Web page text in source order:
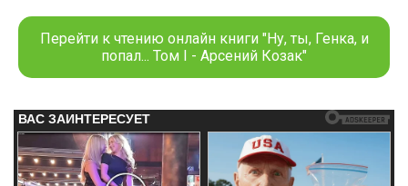
Перейти к чтению онлайн книги "Ну, ты, Генка, и
попал... Том I - Арсений Козак"